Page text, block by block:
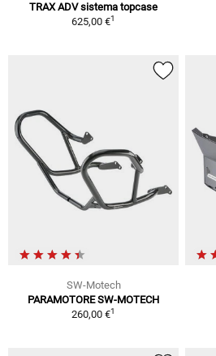
TRAX ADV sistema topcase
625,00 €1
SW-Motech
PARAMOTORE SW-MOTECH
260,00 €1